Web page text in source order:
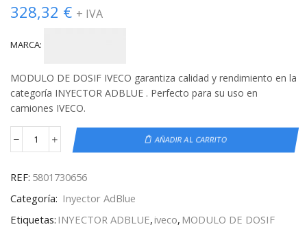
328,32 € + IVA
MARCA:
MODULO DE DOSIF IVECO garantiza calidad y rendimiento en la
categoría INYECTOR ADBLUE . Perfecto para su uso en
camiones IVECO.
AÑADIR AL CARRITO
REF: 5801730656
Categoría: Inyector AdBlue
Etiquetas: INYECTOR ADBLUE,iveco, MODULO DE DOSIF